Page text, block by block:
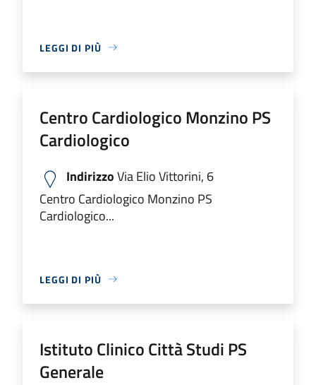
LEGGI DI PIÙ
Centro Cardiologico Monzino PS
Cardiologico
IndirizzoVia Elio Vittorini, 6
Centro Cardiologico Monzino PS
Cardiologico...
LEGGI DI PIÙ
Istituto Clinico Città Studi PS
Generale